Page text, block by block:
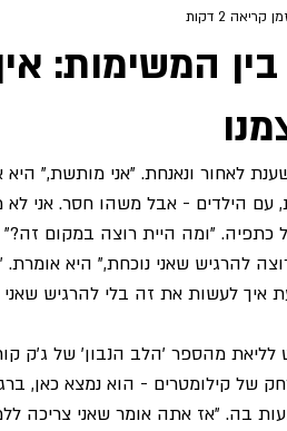
המשימות:
קריאה 2 דקות
מולי, נשענת לאחור ונאנחת. "אני
עם הילדים - אבל משהו חסר. אני
"ומה היית רוצה במקום זה?"
רוצה להרגיש שאני נוכחת," היא
איך לעשות את זה בלי להרגיש
לליאת מהספר 'הלב הנבון' של ג'ק
של קילומטרים - הוא נמצא כאן,
בה. "אז אתה אומר שאני צריכה